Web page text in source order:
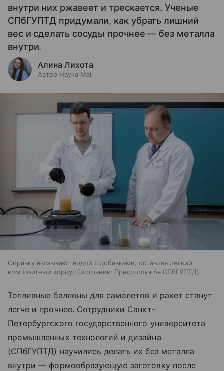
внутри них ржавеет и трескается. Ученые
СПбГУПТД придумали, как убрать лишний
вес и сделать сосуды прочнее — без металла
внутри.
Алина Лихота
Автор Наука Mail
Оправку вымывают водой с добавками, оставляя легкий
композитный корпус
источник: Пресс-служба СПбГУПТД
Топливные баллоны для самолетов и ракет станут
легче и прочнее. Сотрудники Санкт-
Петербургского государственного университета
промышленных технологий и дизайна
(СПбГУПТД) научились делать их без металла
внутри — формообразующую заготовку после